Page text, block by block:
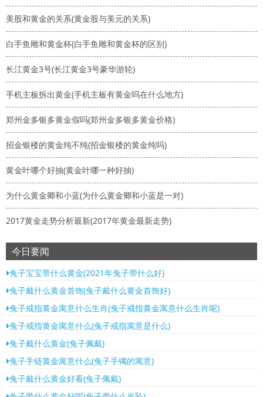
美股和黄金的关系(黄金股与美元的关系)
白手鱼雕和黄金杯(白手鱼雕和黄金杯的区别)
长江黄金3号(长江黄金3号豪华游轮)
手机主板拆出黄金(手机主板有黄金吗在什么地方)
郑州金多银多黄金假吗(郑州金多银多黄金价格)
招金银楼的黄金纯不纯(招金银楼的黄金纯吗)
黄金叶哪个好抽(黄金叶哪一种好抽)
为什么黄金卿和小蓝(为什么黄金卿和小蓝是一对)
2017黄金走势分析最新(2017年黄金最新走势)
今日要闻
兔子宝宝带什么黄金(2021年兔子带什么好)
兔子戴什么黄金首饰(兔子戴什么黄金首饰好)
兔子戒指黄金寓意什么生肖(兔子戒指黄金寓意什么生肖呢)
兔子戒指黄金寓意什么(兔子戒指寓意是什么)
兔子戴什么黄金(兔子佩戴)
兔子手链黄金寓意什么(兔子手镯的寓意)
兔子戴什么黄金好看(兔子佩戴)